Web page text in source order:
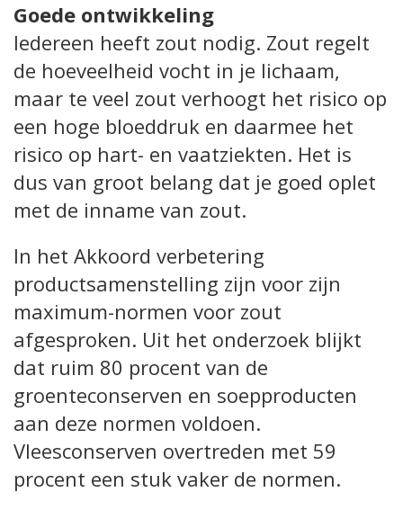
Goede ontwikkeling
Iedereen heeft zout nodig. Zout regelt
de hoeveelheid vocht in je lichaam,
maar te veel zout verhoogt het risico op
een hoge bloeddruk en daarmee het
risico op hart- en vaatziekten. Het is
dus van groot belang dat je goed oplet
met de inname van zout.
In het Akkoord verbetering
productsamenstelling zijn voor zijn
maximum-normen voor zout
afgesproken. Uit het onderzoek blijkt
dat ruim 80 procent van de
groenteconserven en soepproducten
aan deze normen voldoen.
Vleesconserven overtreden met 59
procent een stuk vaker de normen.